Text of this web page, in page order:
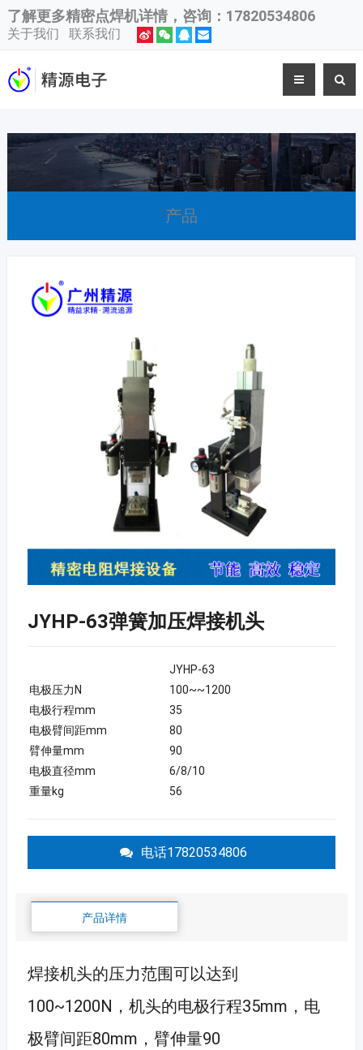
了解更多精密点焊机详情，咨询：17820534806
关于我们 联系我们
产品
JYHP-63弹簧加压焊接机头
JYHP-63
电极压力N
100~~1200
电极行程mm
35
电极臂间距mm
80
臂伸量mm
90
电极直径mm
6/8/10
重量kg
56
电话17820534806
产品详情
焊接机头的压力范围可以达到
100~1200N，机头的电极行程35mm，电
极臂间距80mm，臂伸量90